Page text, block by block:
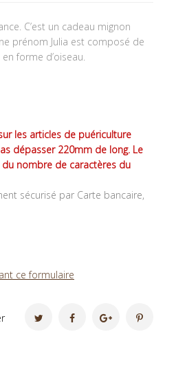
C’est un cadeau mignon
prénom Julia est composé de
forme d’oiseau.
les articles de puériculture
dépasser 220mm de long. Le
nombre de caractères du
sécurisé par Carte bancaire,
ce formulaire